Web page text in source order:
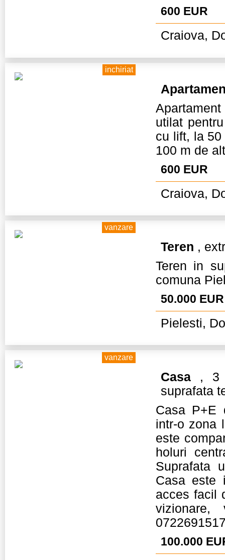
600 EUR
Craiova,
inchiriat
utilat
cu lift, la
100 m de
600 EUR
Craiova,
vanzare
Teren ,
Teren in
comuna
50.000
Pielesti,
vanzare
Casa, 3
suprafata
Casa P+E
intr-o zona
este
holuri
Suprafata
Casa este
acces facil
100.000